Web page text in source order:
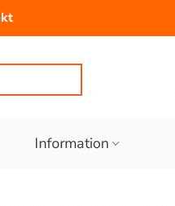
Information